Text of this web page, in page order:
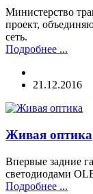
Министерство
проект,
сеть.
Подробнее ...
21.12.2016
Живая оптика
Впервые задние
светодиодами
Подробнее ...